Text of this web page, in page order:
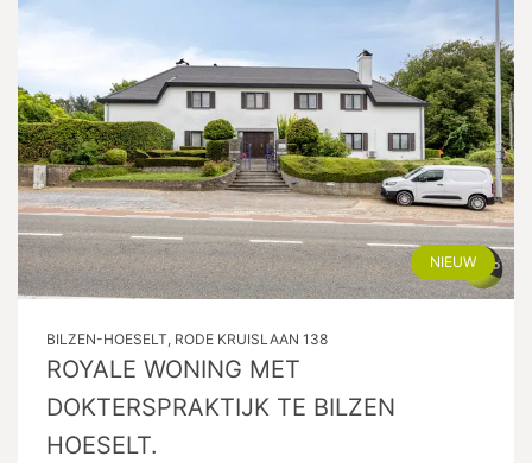
NIEUW
BILZEN-HOESELT, RODE KRUISLAAN 138
ROYALE WONING MET
DOKTERSPRAKTIJK TE BILZEN
HOESELT.